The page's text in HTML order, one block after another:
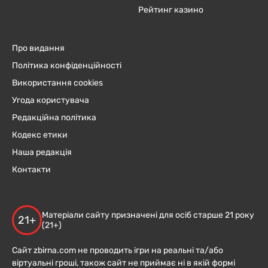
Рейтинг казино
Про видання
Політика конфіденційності
Використання cookies
Угода користувача
Редакційна політика
Кодекс етики
Наша редакція
Контакти
21+
Матеріали сайту призначені для осіб старше 21 року
(21+)
Сайт zbirna.com не проводить ігри на реальні та/або
віртуальні гроші, також сайт не приймає ні в якій формі